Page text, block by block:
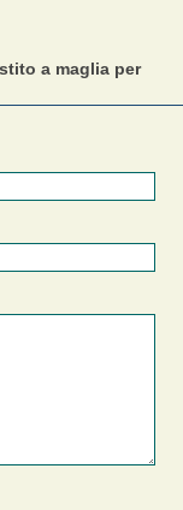
a maglia per